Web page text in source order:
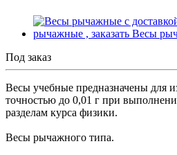
Под заказ
Весы учебные предназначены для
точностью до 0,01 г при
разделам курса физики.
Весы рычажного типа.